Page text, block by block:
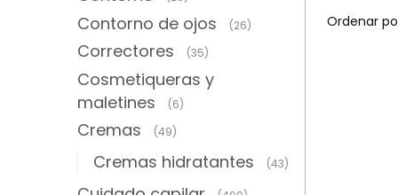
Contorno de ojos (26)
Correctores (35)
Cosmetiqueras y
maletines
(6)
Cremas (49)
Cremas hidratantes (43)